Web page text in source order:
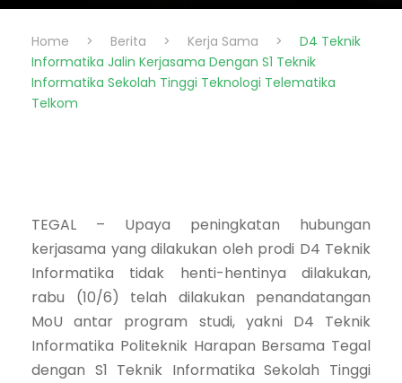
Home > Berita > Kerja Sama >
D4 Teknik
Informatika Jalin Kerjasama Dengan S1 Teknik
Informatika Sekolah Tinggi Teknologi Telematika
Telkom
TEGAL – Upaya peningkatan hubungan
kerjasama yang dilakukan oleh prodi D4 Teknik
Informatika tidak henti-hentinya dilakukan,
rabu (10/6) telah dilakukan penandatangan
MoU antar program studi, yakni D4 Teknik
Informatika Politeknik Harapan Bersama Tegal
dengan S1 Teknik Informatika Sekolah Tinggi